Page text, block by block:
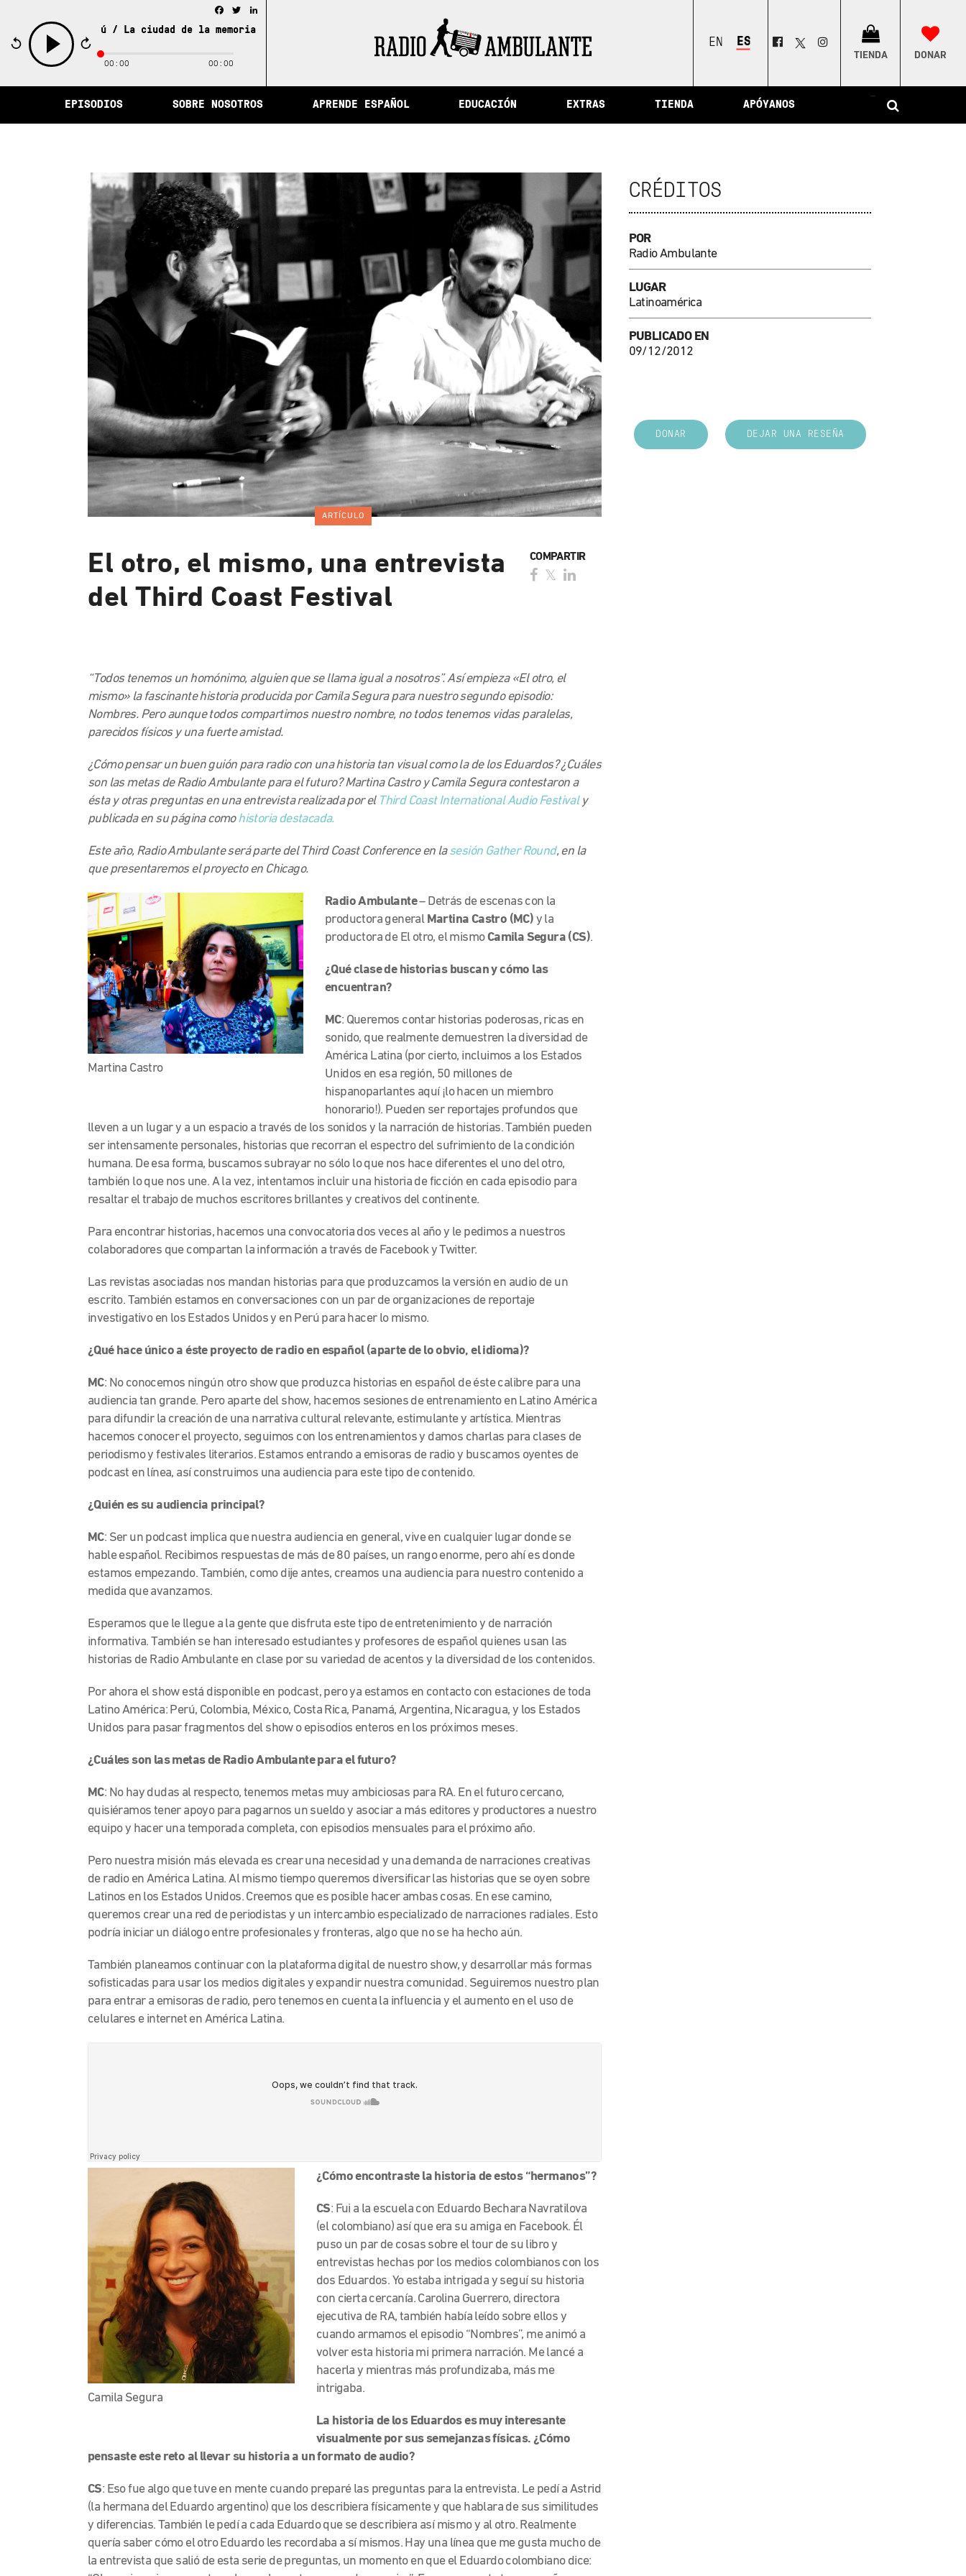
La ciudad de la memoria y otras historias del Perú / La ciudad de la memoria y otras historias del Perú
play
Facebook
Twitter
00:00 00:00
ENGLISHESPAÑOL
TIENDA DONAR
EPISODIOS SOBRE NOSOTROS APRENDE ESPAÑOL EDUCACIÓN EXTRAS TIENDA APÓYANOS
–
ARTÍCULO
El otro, el mismo, una entrevista
del Third Coast Festival
COMPARTIR
“Todos tenemos un homónimo, alguien que se llama igual a nosotros”. Así empieza «El otro, el
mismo» la fascinante historia producida por Camila Segura para nuestro segundo episodio:
Nombres. Pero aunque todos compartimos nuestro nombre, no todos tenemos vidas paralelas,
parecidos físicos y una fuerte amistad.
¿Cómo pensar un buen guión para radio con una historia tan visual como la de los Eduardos? ¿Cuáles
son las metas de Radio Ambulante para el futuro? Martina Castro y Camila Segura contestaron a
ésta y otras preguntas en una entrevista realizada por el Third Coast International Audio Festivaly
publicada en su página comohistoria destacada.
Este año, Radio Ambulante será parte del Third Coast Conference en lasesión Gather Round, en la
que presentaremos el proyecto en Chicago.
Martina Castro
Radio Ambulante– Detrás de escenas con la
productora general Martina Castro (MC) y la
productora de El otro, el mismo Camila Segura (CS).
¿Qué clase de historias buscan y cómo las
encuentran?
MC: Queremos contar historias poderosas, ricas en
sonido, que realmente demuestren la diversidad de
América Latina (por cierto, incluimos a los Estados
Unidos en esa región, 50 millones de
hispanoparlantes aquí ¡lo hacen un miembro
honorario!). Pueden ser reportajes profundos que
lleven a un lugar y a un espacio a través de los sonidos y la narración de historias. También pueden
ser intensamente personales, historias que recorran el espectro del sufrimiento de la condición
humana. De esa forma, buscamos subrayar no sólo lo que nos hace diferentes el uno del otro,
también lo que nos une. A la vez, intentamos incluir una historia de ficción en cada episodio para
resaltar el trabajo de muchos escritores brillantes y creativos del continente.
Para encontrar historias, hacemos una convocatoria dos veces al año y le pedimos a nuestros
colaboradores que compartan la información a través de Facebook y Twitter.
Las revistas asociadas nos mandan historias para que produzcamos la versión en audio de un
escrito. También estamos en conversaciones con un par de organizaciones de reportaje
investigativo en los Estados Unidos y en Perú para hacer lo mismo.
¿Qué hace único a éste proyecto de radio en español (aparte de lo obvio, el idioma)?
MC: No conocemos ningún otro show que produzca historias en español de éste calibre para una
audiencia tan grande. Pero aparte del show, hacemos sesiones de entrenamiento en Latino América
para difundir la creación de una narrativa cultural relevante, estimulante y artística. Mientras
hacemos conocer el proyecto, seguimos con los entrenamientos y damos charlas para clases de
periodismo y festivales literarios. Estamos entrando a emisoras de radio y buscamos oyentes de
podcast en línea, así construimos una audiencia para este tipo de contenido.
¿Quién es su audiencia principal?
MC: Ser un podcast implica que nuestra audiencia en general, vive en cualquier lugar donde se
hable español. Recibimos respuestas de más de 80 países, un rango enorme, pero ahí es donde
estamos empezando. También, como dije antes, creamos una audiencia para nuestro contenido a
medida que avanzamos.
Esperamos que le llegue a la gente que disfruta este tipo de entretenimiento y de narración
informativa. También se han interesado estudiantes y profesores de español quienes usan las
historias de Radio Ambulante en clase por su variedad de acentos y la diversidad de los contenidos.
Por ahora el show está disponible en podcast, pero ya estamos en contacto con estaciones de toda
Latino América: Perú, Colombia, México, Costa Rica, Panamá, Argentina, Nicaragua, y los Estados
Unidos para pasar fragmentos del show o episodios enteros en los próximos meses.
¿Cuáles son las metas de Radio Ambulante para el futuro?
MC: No hay dudas al respecto, tenemos metas muy ambiciosas para RA. En el futuro cercano,
quisiéramos tener apoyo para pagarnos un sueldo y asociar a más editores y productores a nuestro
equipo y hacer una temporada completa, con episodios mensuales para el próximo año.
Pero nuestra misión más elevada es crear una necesidad y una demanda de narraciones creativas
de radio en América Latina. Al mismo tiempo queremos diversificar las historias que se oyen sobre
Latinos en los Estados Unidos. Creemos que es posible hacer ambas cosas. En ese camino,
queremos crear una red de periodistas y un intercambio especializado de narraciones radiales. Esto
podría iniciar un diálogo entre profesionales y fronteras, algo que no se ha hecho aún.
También planeamos continuar con la plataforma digital de nuestro show, y desarrollar más formas
sofisticadas para usar los medios digitales y expandir nuestra comunidad. Seguiremos nuestro plan
para entrar a emisoras de radio, pero tenemos en cuenta la influencia y el aumento en el uso de
celulares e internet en América Latina.
Camila Segura
¿Cómo encontraste la historia de estos “hermanos”?
CS: Fui a la escuela con Eduardo Bechara Navratilova
(el colombiano) así que era su amiga en Facebook. Él
puso un par de cosas sobre el tour de su libro y
entrevistas hechas por los medios colombianos con los
dos Eduardos. Yo estaba intrigada y seguí su historia
con cierta cercanía. Carolina Guerrero, directora
ejecutiva de RA, también había leído sobre ellos y
cuando armamos el episodio “Nombres”, me animó a
volver esta historia mi primera narración. Me lancé a
hacerla y mientras más profundizaba, más me
intrigaba.
La historia de los Eduardos es muy interesante
visualmente por sus semejanzas físicas. ¿Cómo
pensaste este reto al llevar su historia a un formato de audio?
CS: Eso fue algo que tuve en mente cuando preparé las preguntas para la entrevista. Le pedí a Astrid
(la hermana del Eduardo argentino) que los describiera físicamente y que hablara de sus similitudes
y diferencias. También le pedí a cada Eduardo que se describiera así mismo y al otro. Realmente
quería saber cómo el otro Eduardo les recordaba a sí mismos. Hay una línea que me gusta mucho de
la entrevista que salió de esta serie de preguntas, un momento en que el Eduardo colombiano dice:
CRÉDITOS
POR
Radio Ambulante
LUGAR
Latinoamérica
PUBLICADO EN
09/12/2012
DONAR DEJAR UNA RESEÑA